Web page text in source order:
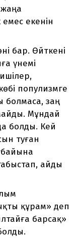
екенін
бар. Өйткені
үнемі
популизмге
болмаса, заң
Мұндай
болды. Кей
туған
айды
құрам» деп
барсақ»